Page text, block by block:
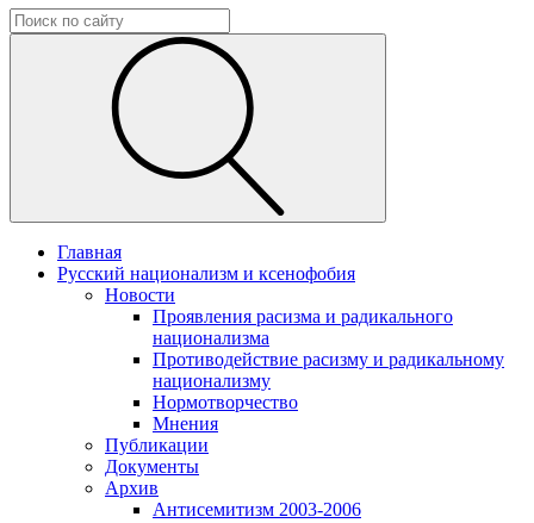
Главная
Русский национализм и ксенофобия
Новости
Проявления расизма и радикального
национализма
Противодействие расизму и радикальному
национализму
Нормотворчество
Мнения
Публикации
Документы
Архив
Антисемитизм 2003-2006